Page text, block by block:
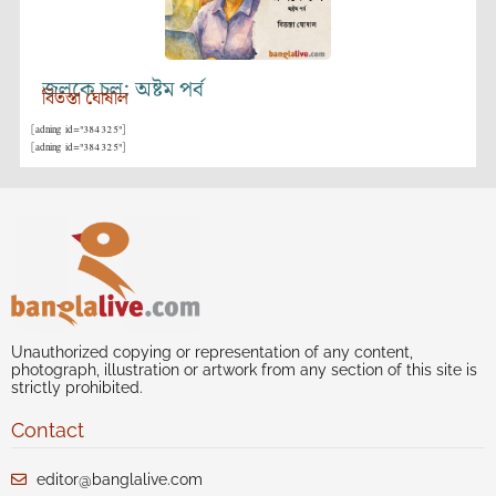
জলকে চল: অষ্টম পর্ব
বিতস্তা ঘোষাল
[adning id="384325"]
[adning id="384325"]
Unauthorized copying or representation of any content,
photograph, illustration or artwork from any section of this site is
strictly prohibited.
Contact
editor@banglalive.com